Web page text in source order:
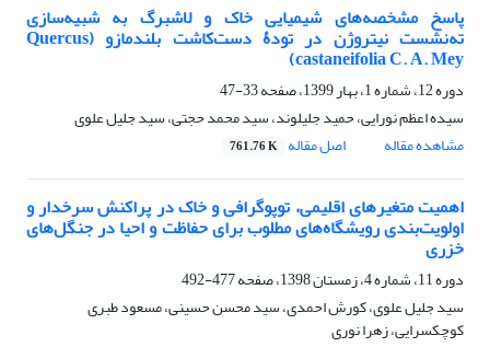
پاسخ مشخصه‌های شیمیایی خاک و لاشبرگ به شبیه‌سازی
ته‌نشست نیتروژن در تودۀ دست‌کاشت بلندمازو (Quercus
castaneifolia C. A. Mey)
دوره 12، شماره 1، بهار 1399، صفحه
33-47
سیده اعظم نورایی، حمید جلیلوند، سید محمد حجتی، سید جلیل علوی
مشاهده مقاله
اصل مقاله 761.76 K
اهمیت متغیرهای اقلیمی، توپوگرافی و خاک در پراکنش سرخدار و
اولویت‌بندی رویشگاه‌های مطلوب برای حفاظت و احیا در جنگل‌های
خزری
دوره 11، شماره 4، زمستان 1398، صفحه
477-492
سید جلیل علوی، کورش احمدی، سید محسن حسینی، مسعود طبری
کوچکسرایی، زهرا نوری